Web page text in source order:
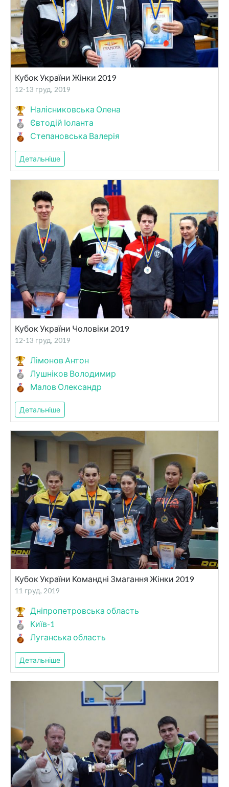
Кубок України Жінки 2019
12-13 груд, 2019
Налісниковська Олена
Євтодій Іоланта
Степановська Валерія
Детальніше
Кубок України Чоловіки 2019
12-13 груд, 2019
Лімонов Антон
Лушніков Володимир
Малов Олександр
Детальніше
Кубок України Командні Змагання Жінки 2019
11 груд, 2019
Дніпропетровська область
Київ-1
Луганська область
Детальніше